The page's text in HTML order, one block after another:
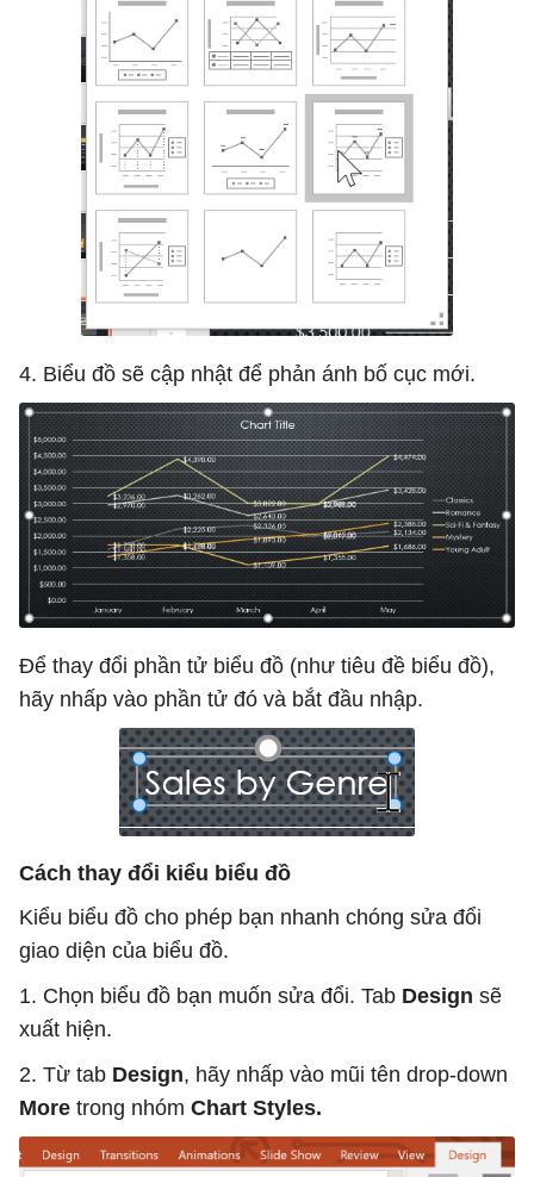
4. Biểu đồ sẽ cập nhật để phản ánh bố cục mới.
Để thay đổi phần tử biểu đồ (như tiêu đề biểu đồ),
hãy nhấp vào phần tử đó và bắt đầu nhập.
Cách thay đổi kiểu biểu đồ
Kiểu biểu đồ cho phép bạn nhanh chóng sửa đổi
giao diện của biểu đồ.
1. Chọn biểu đồ bạn muốn sửa đổi. Tab Design sẽ
xuất hiện.
2. Từ tab Design, hãy nhấp vào mũi tên drop-down
More trong nhóm Chart Styles.